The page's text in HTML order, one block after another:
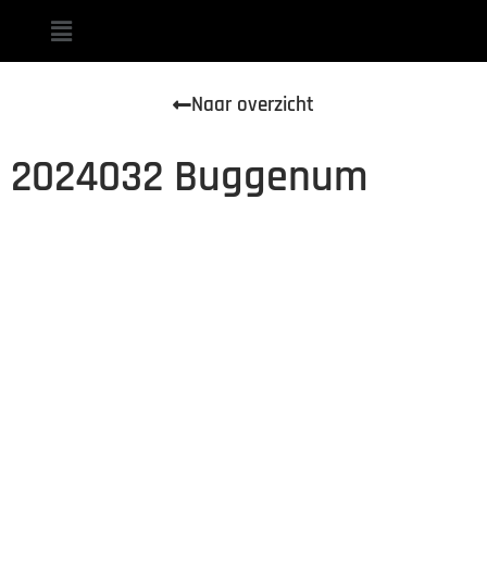
Naar overzicht
2024032 Buggenum